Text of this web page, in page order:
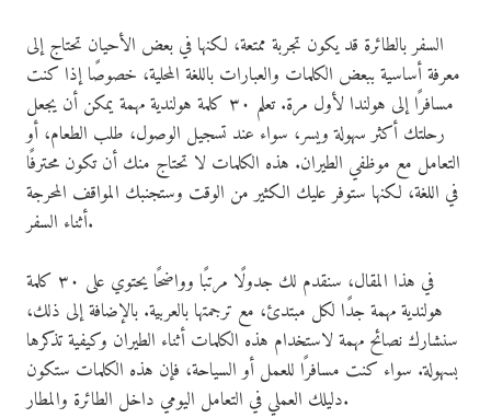
السفر بالطائرة قد يكون تجربة ممتعة، لكنها في بعض الأحيان تحتاج إلى
معرفة أساسية ببعض الكلمات والعبارات باللغة المحلية، خصوصًا إذا كنت
مسافرًا إلى هولندا لأول مرة. تعلم ٣٠ كلمة هولندية مهمة يمكن أن يجعل
رحلتك أكثر سهولة ويسر، سواء عند تسجيل الوصول، طلب الطعام، أو
التعامل مع موظفي الطيران. هذه الكلمات لا تحتاج منك أن تكون محترفًا
في اللغة، لكنها ستوفر عليك الكثير من الوقت وستجنبك المواقف المحرجة
أثناء السفر.
في هذا المقال، سنقدم لك جدولًا مرتبًا وواضحًا يحتوي على ٣٠ كلمة
هولندية مهمة جدًا لكل مبتدئ، مع ترجمتها بالعربية. بالإضافة إلى ذلك،
سنشارك نصائح مهمة لاستخدام هذه الكلمات أثناء الطيران وكيفية تذكرها
بسهولة. سواء كنت مسافرًا للعمل أو السياحة، فإن هذه الكلمات ستكون
دليلك العملي في التعامل اليومي داخل الطائرة والمطار.